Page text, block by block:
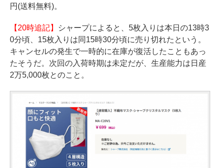
円(送料無料)。
【20時追記】
シャープによると、5枚入りは本日の13時3
0分頃、15枚入りは同15時30分頃に売り切れたという。
キャンセルの発生で一時的に在庫が復活したこともあっ
たそうだ。次回の入荷時期は未定だが、生産能力は日産
2万5,000枚とのこと。